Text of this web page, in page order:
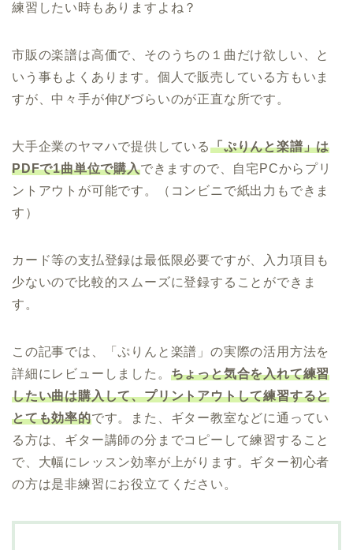
練習したい時もありますよね？
市販の楽譜は高価で、そのうちの１曲だけ欲しい、と
いう事もよくあります。個人で販売している方もいま
すが、中々手が伸びづらいのが正直な所です。
大手企業のヤマハで提供している「ぷりんと楽譜」は
PDFで1曲単位で購入できますので、自宅PCからプリ
ントアウトが可能です。（コンビニで紙出力もできま
す）
カード等の支払登録は最低限必要ですが、入力項目も
少ないので比較的スムーズに登録することができま
す。
この記事では、「ぷりんと楽譜」の実際の活用方法を
詳細にレビューしました。 ちょっと気合を入れて練習
したい曲は購入して、プリントアウトして練習すると
とても効率的です。また、ギター教室などに通ってい
る方は、ギター講師の分までコピーして練習すること
で、大幅にレッスン効率が上がります。ギター初心者
の方は是非練習にお役立てください。